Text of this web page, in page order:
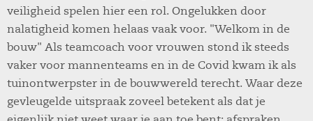
veiligheid spelen hier een rol. Ongelukken door
nalatigheid komen helaas vaak voor. "Welkom in de
bouw" Als teamcoach voor vrouwen stond ik steeds
vaker voor mannenteams en in de Covid kwam ik als
tuinontwerpster in de bouwwereld terecht. Waar deze
gevleugelde uitspraak zoveel betekent als dat je